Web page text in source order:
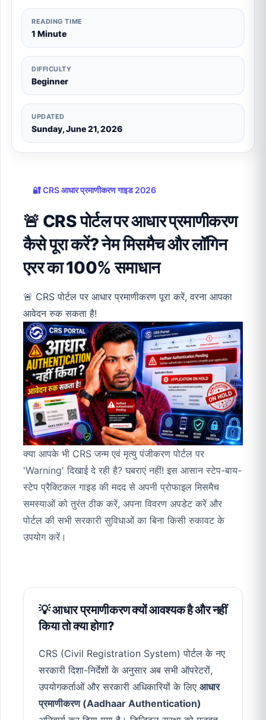
READING TIME
1 Minute
DIFFICULTY
Beginner
UPDATED
Sunday, June 21, 2026
🔐 CRS आधार प्रमाणीकरण गाइड 2026
🚨 CRS पोर्टल पर आधार प्रमाणीकरण
कैसे पूरा करें? नेम मिसमैच और लॉगिन
एरर का 100% समाधान
🚨 CRS पोर्टल पर आधार प्रमाणीकरण पूरा करें, वरना आपका
आवेदन रुक सकता है!
क्या आपके भी CRS जन्म एवं मृत्यु पंजीकरण पोर्टल पर
'Warning' दिखाई दे रही है? घबराएं नहीं! इस आसान स्टेप-बाय-
स्टेप प्रैक्टिकल गाइड की मदद से अपनी प्रोफाइल मिसमैच
समस्याओं को तुरंत ठीक करें, अपना विवरण अपडेट करें और
पोर्टल की सभी सरकारी सुविधाओं का बिना किसी रुकावट के
उपयोग करें।
💡 आधार प्रमाणीकरण क्यों आवश्यक है और नहीं
किया तो क्या होगा?
CRS (Civil Registration System) पोर्टल के नए
सरकारी दिशा-निर्देशों के अनुसार अब सभी ऑपरेटरों,
उपयोगकर्ताओं और सरकारी अधिकारियों के लिए आधार
प्रमाणीकरण (Aadhaar Authentication)